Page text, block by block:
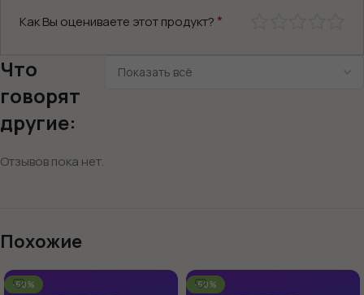
Как Вы оцениваете этот продукт? *
Что
говорят
другие:
Отзывов пока нет.
Похожие
-60% -60%